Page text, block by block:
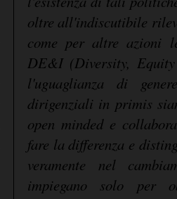
oltre all'indiscutibile
come per altre azioni
DE&I (Diversity,
l'uguaglianza di
dirigenziali in primis
open minded e
fare la differenza e
veramente nel
impiegano solo per